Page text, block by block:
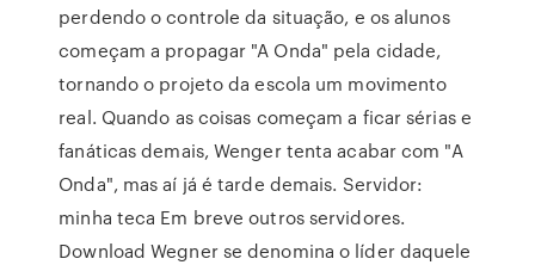
perdendo o controle da situação, e os alunos
começam a propagar "A Onda" pela cidade,
tornando o projeto da escola um movimento
real. Quando as coisas começam a ficar sérias e
fanáticas demais, Wenger tenta acabar com "A
Onda", mas aí já é tarde demais. Servidor:
minha teca Em breve outros servidores.
Download Wegner se denomina o líder daquele